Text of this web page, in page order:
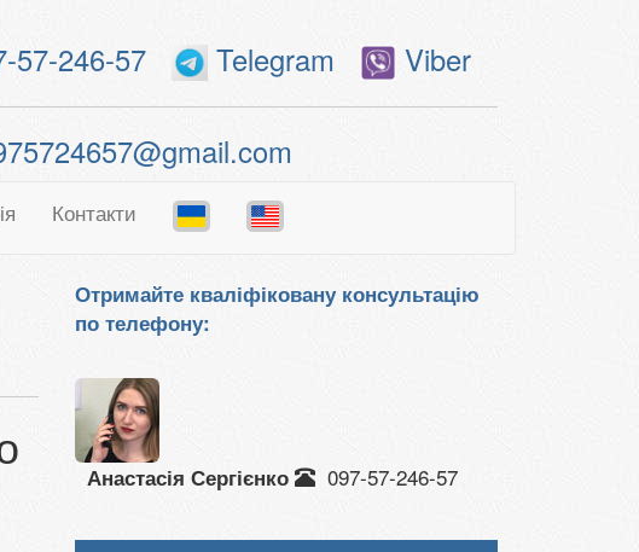
57-246-57 Telegram Viber
Контакти
Отримайте кваліфіковану консультацію
по телефону:
Анастасія Сергієнко 097-57-246-57